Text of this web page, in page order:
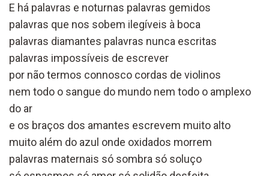
E há palavras e noturnas palavras gemidos
palavras que nos sobem ilegíveis à boca
palavras diamantes palavras nunca escritas
palavras impossíveis de escrever
por não termos connosco cordas de violinos
nem todo o sangue do mundo nem todo o amplexo
do ar
e os braços dos amantes escrevem muito alto
muito além do azul onde oxidados morrem
palavras maternais só sombra só soluço